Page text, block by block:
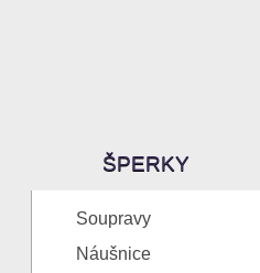
ŠPERKY
Soupravy
Náušnice